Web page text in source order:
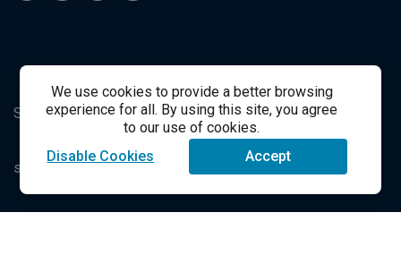
We use cookies to provide a better browsing
experience for all. By using this site, you agree
to our use of cookies.
Disable Cookies
Accept
Suporte ao Estudante Student Support
success@vitalsource.com